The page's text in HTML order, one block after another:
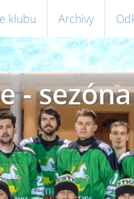
klubu Archivy
-